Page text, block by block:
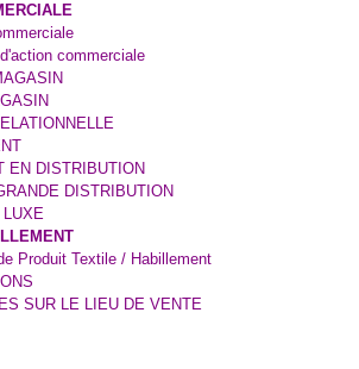
commerciale
EN DISTRIBUTION
DISTRIBUTION
LUXE
Produit Textile / Habillement
SUR LE LIEU DE VENTE